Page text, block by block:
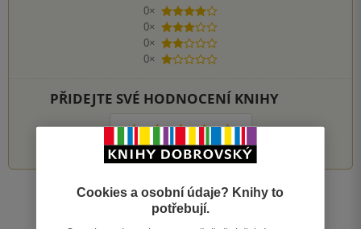
0×
4 hvězdičky
0×
3 hvězdičky
0×
2 hvězdičky
0×
1 hvezdička
PŘIDEJTE SVÉ HODNOCENÍ KNIHY
1 2 3 4 5
Zobrazit všechna hodnocení
Cookies a osobní údaje? Knihy to
potřebují.